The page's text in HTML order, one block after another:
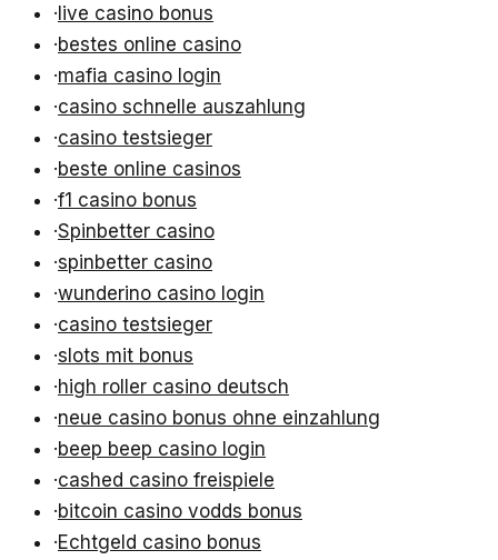
·live casino bonus
·bestes online casino
·mafia casino login
·casino schnelle auszahlung
·casino testsieger
·beste online casinos
·f1 casino bonus
·Spinbetter casino
·spinbetter casino
·wunderino casino login
·casino testsieger
·slots mit bonus
·high roller casino deutsch
·neue casino bonus ohne einzahlung
·beep beep casino login
·cashed casino freispiele
·bitcoin casino vodds bonus
·Echtgeld casino bonus